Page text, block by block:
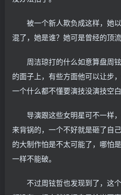
被一个新人欺负成这样，她以
混了，她是谁？她可是曾经的顶流
周洁琼打的什么如意算盘周铉
的面子上，有些方面他可以让步
一个什么都不懂要演技没演技空
导演跟这些女明星可不一样，
来背锅的，一个不好就是砸了自
的大制作怕是不太可能了，哪怕
一样不能破。
不过周铉哲也发现到了，这个